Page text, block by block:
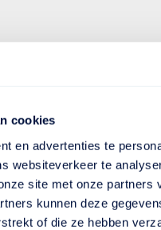
cookies
en advertenties te
websiteverkeer te
site met onze partners
kunnen deze
of die ze hebben